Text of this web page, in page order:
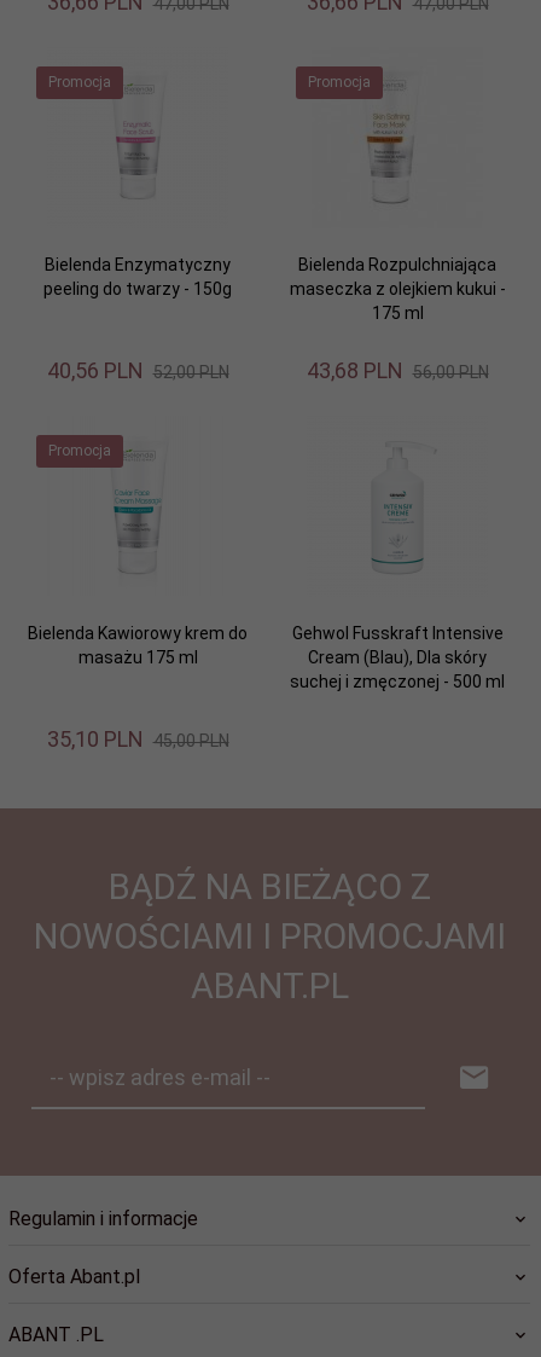
Promocja
Bielenda Enzymatyczny
peeling do twarzy - 150g
40,56 PLN 52,00 PLN
Promocja
Bielenda Rozpulchniająca
maseczka z olejkiem kukui -
175 ml
43,68 PLN 56,00 PLN
Promocja
Bielenda Kawiorowy krem do
masażu 175 ml
35,10 PLN 45,00 PLN
Gehwol Fusskraft Intensive
Cream (Blau), Dla skóry
suchej i zmęczonej - 500 ml
BĄDŹ NA BIEŻĄCO Z
NOWOŚCIAMI I PROMOCJAMI
ABANT.PL
-- wpisz adres e-mail --
Regulamin i informacje
Oferta Abant.pl
ABANT .PL